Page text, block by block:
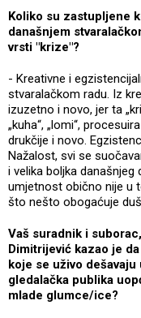
Koliko su zastupljene
današnjem
vrsti "krize"?
- Kreativne i
stvaralačkom radu. Iz
izuzetno i novo, jer ta
„kuha“, „lomi“,
drukčije i novo.
Nažalost, svi se
i velika boljka
umjetnost obično nije u
što nešto obogaćuje
Vaš suradnik i
Dimitrijević kazao je
koje se uživo
gledalačka publika
mlade glumce/ice?